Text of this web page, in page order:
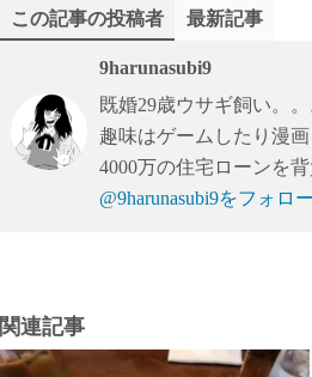
r
ok
この記事の投稿者 最新記事
9harunasubi9
既婚29歳ウサギ飼い。。
趣味はゲームしたり漫画
4000万の住宅ローンを
@9harunasubi9をフォロー
関連記事